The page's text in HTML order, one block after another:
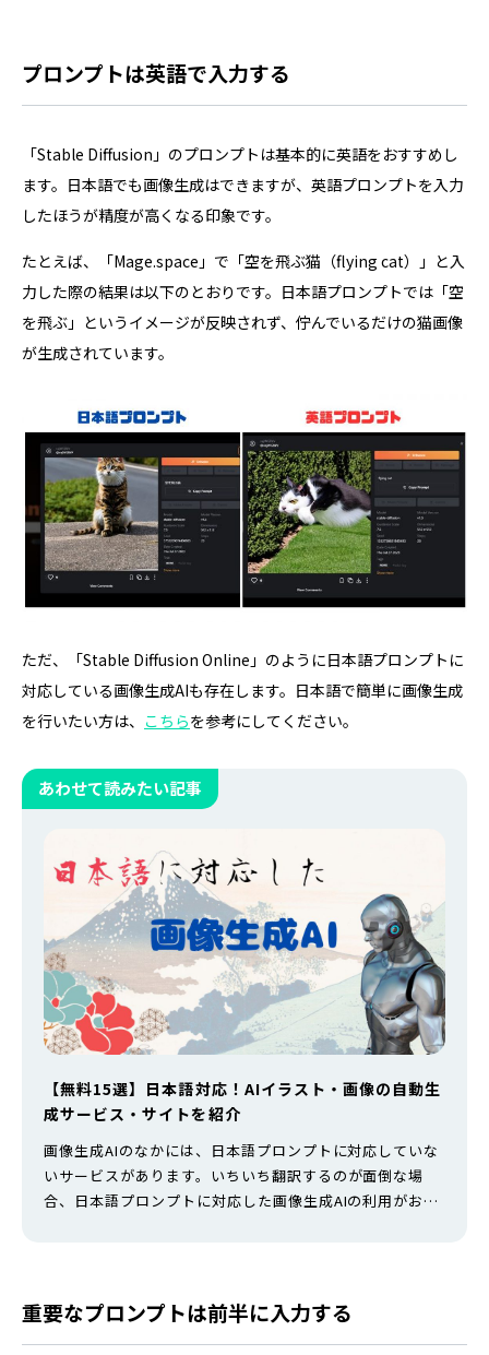
プロンプトは英語で入力する
「Stable Diffusion」のプロンプトは基本的に英語をおすすめし
ます。日本語でも画像生成はできますが、英語プロンプトを入力
したほうが精度が高くなる印象です。
たとえば、「Mage.space」で「空を飛ぶ猫（flying cat）」と入
力した際の結果は以下のとおりです。日本語プロンプトでは「空
を飛ぶ」というイメージが反映されず、佇んでいるだけの猫画像
が生成されています。
ただ、「Stable Diffusion Online」のように日本語プロンプトに
対応している画像生成AIも存在します。日本語で簡単に画像生成
を行いたい方は、 こちらを参考にしてください。
あわせて読みたい記事
【無料15選】日本語対応！AIイラスト・画像の自動生
成サービス・サイトを紹介
画像生成AIのなかには、日本語プロンプトに対応していな
いサービスがあります。いちいち翻訳するのが面倒な場
合、日本語プロンプトに対応した画像生成AIの利用がおす
では、日本語プロンプトに対応した画像生成AIをピックア
ップして紹介します。ぜひ参…
重要なプロンプトは前半に入力する